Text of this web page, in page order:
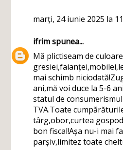
marți, 24 iunie 2025 la
ifrimspunea...
Mă plictiseam de
mai schimb
ani,mă voi duce la 5-6
statul de
TVA.Toate
târg,obor,curtea
bon fiscal!Așa nu-i mai
parșiv,limitez toate